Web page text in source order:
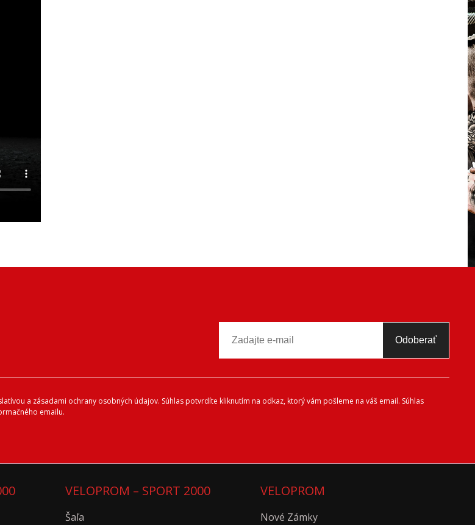
Odoberať
a zásadami ochrany osobných údajov. Súhlas potvrdíte kliknutím na odkaz, ktorý vám pošleme na váš email. Súhlas
emailu.
VELOPROM – SPORT 2000
Šaľa
VELOPROM
Nové Zámky